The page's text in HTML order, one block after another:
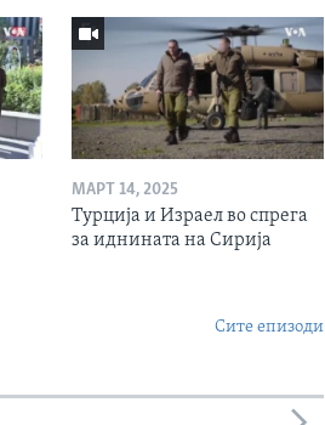
МАРТ 14, 2025
Турција и Израел во спрега
за иднината на Сирија
Сите епизоди